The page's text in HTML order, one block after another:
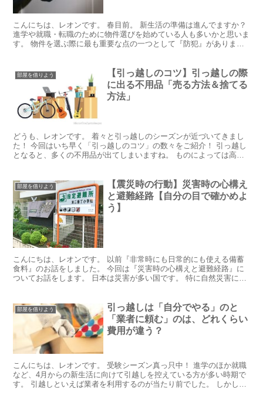
こんにちは、レオンです。 春目前。 新生活の準備は進んでますか？
進学や就職・転職のために物件選びを始めている人も多いかと思いま
す。 物件を選ぶ際に最も重要な点の一つとして『防犯』がありま
部屋を借りよう
【引っ越しのコツ】引っ越しの際
に出る不用品「売る方法＆捨てる
方法」
どうも、レオンです。 着々と引っ越しのシーズンが近づいてきまし
た！ 今回はいち早く「引っ越しのコツ」の数々をご紹介！ 引っ越し
となると、多くの不用品が出てしまいますね。 ものによっては高く
部屋を借りよう
【震災時の行動】災害時の心構え
と避難経路【自分の目で確かめよ
う】
こんにちは、レオンです。 以前『非常時にも日常的にも使える備蓄
食料』のお話をしました。 今回は『災害時の心構えと避難経路』に
ついてお話をします。 日本は災害が多い国です。 特に自然災害につ
部屋を借りよう
引っ越しは「自分でやる」のと
「業者に頼む」のは、どれくらい
費用が違う？
こんにちは、レオンです。 受験シーズン真っ只中！ 進学のほか就職
など、4月からの新生活に向けて引越しを控えている方が多い時期で
す。 引越しといえば業者を利用するのが当たり前でした。 しかし、